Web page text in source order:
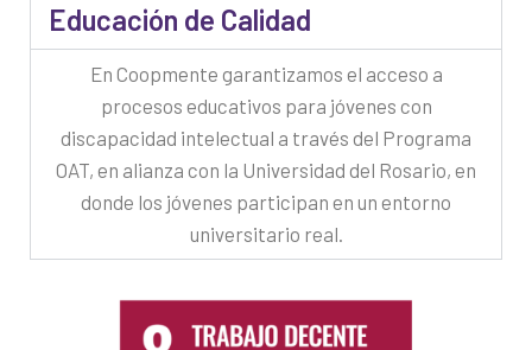
Educación de Calidad
En Coopmente garantizamos el acceso a
procesos educativos para jóvenes con
discapacidad intelectual a través del Programa
OAT, en alianza con la Universidad del Rosario, en
donde los jóvenes participan en un entorno
universitario real.